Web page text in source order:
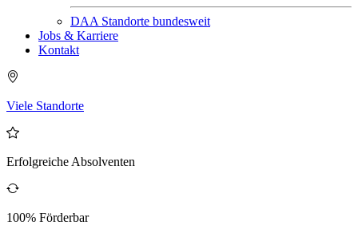
DAA Standorte bundesweit
Jobs & Karriere
Kontakt
Viele Standorte
Erfolgreiche Absolventen
100% Förderbar